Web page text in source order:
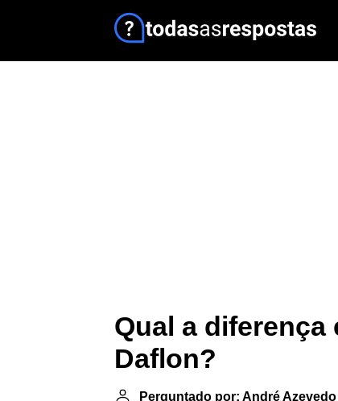
Qual a diferença
Daflon?
Perguntado por: André